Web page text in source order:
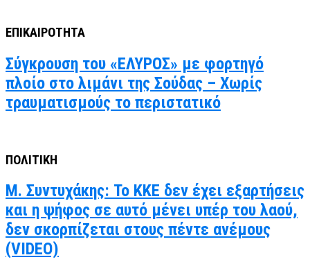
ΕΠΙΚΑΙΡΟΤΗΤΑ
Σύγκρουση του «ΕΛΥΡΟΣ» με φορτηγό
πλοίο στο λιμάνι της Σούδας – Χωρίς
τραυματισμούς το περιστατικό
ΠΟΛΙΤΙΚΗ
Μ. Συντυχάκης: Το ΚΚΕ δεν έχει εξαρτήσεις
και η ψήφος σε αυτό μένει υπέρ του λαού,
δεν σκορπίζεται στους πέντε ανέμους
(VIDEO)